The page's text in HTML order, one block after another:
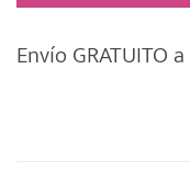
Envío GRATUITO